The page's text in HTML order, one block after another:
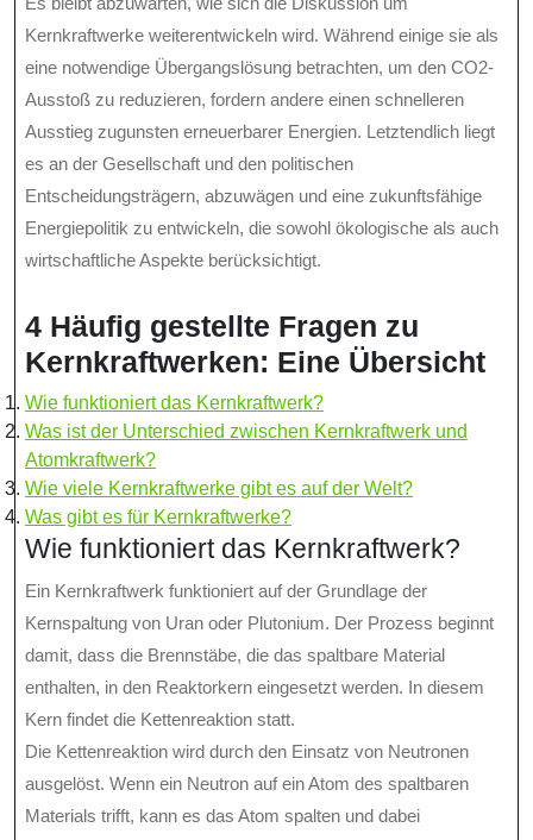
Kernkraftwerke weiterentwickeln wird. Während einige sie als
eine notwendige Übergangslösung betrachten, um den CO2-
Ausstoß zu reduzieren, fordern andere einen schnelleren
Ausstieg zugunsten erneuerbarer Energien. Letztendlich liegt
es an der Gesellschaft und den politischen
Entscheidungsträgern, abzuwägen und eine zukunftsfähige
Energiepolitik zu entwickeln, die sowohl ökologische als auch
wirtschaftliche Aspekte berücksichtigt.
4 Häufig gestellte Fragen zu
Kernkraftwerken: Eine Übersicht
Wie funktioniert das Kernkraftwerk?
Was ist der Unterschied zwischen Kernkraftwerk und
Atomkraftwerk?
Wie viele Kernkraftwerke gibt es auf der Welt?
Was gibt es für Kernkraftwerke?
Wie funktioniert das Kernkraftwerk?
Ein Kernkraftwerk funktioniert auf der Grundlage der
Kernspaltung von Uran oder Plutonium. Der Prozess beginnt
damit, dass die Brennstäbe, die das spaltbare Material
enthalten, in den Reaktorkern eingesetzt werden. In diesem
Kern findet die Kettenreaktion statt.
Die Kettenreaktion wird durch den Einsatz von Neutronen
ausgelöst. Wenn ein Neutron auf ein Atom des spaltbaren
Materials trifft, kann es das Atom spalten und dabei